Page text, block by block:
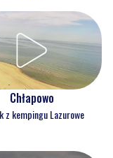
Chłapowo
z kempingu Lazurowe